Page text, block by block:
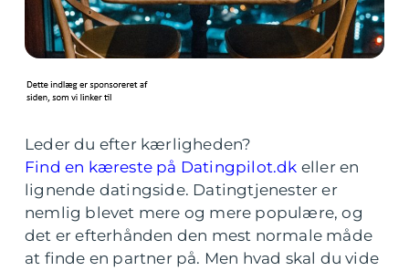
Leder du efter kærligheden?
Find en kæreste på Datingpilot.dk eller en
lignende datingside. Datingtjenester er
nemlig blevet mere og mere populære, og
det er efterhånden den mest normale måde
at finde en partner på. Men hvad skal du vide